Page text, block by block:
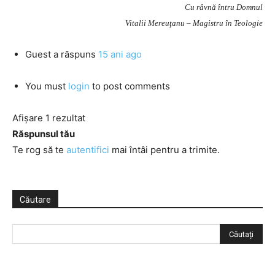
Cu râvnă întru Domnul
Vitalii Mereuţanu – Magistru în Teologie
Guest a răspuns 15 ani ago
You must login to post comments
Afișare 1 rezultat
Răspunsul tău
Te rog să te autentifici mai întâi pentru a trimite.
Căutare